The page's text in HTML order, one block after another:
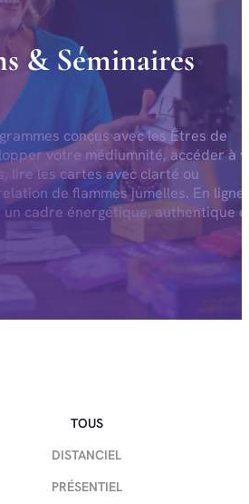
s & Séminaires
conçus avec les Êtres de
votre médiumnité, accéder à
lire les cartes avec clarté ou
de flammes jumelles. En ligne
cadre énergétique, authentique
TOUS
DISTANCIEL
PRÉSENTIEL